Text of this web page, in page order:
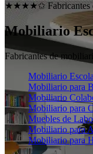
★★★★✩ Fabricantes
Mobiliario
Fabricantes de
Mobiliario
Mobiliario para
Mobiliario
Mobiliario para
Muebles de
Mobiliario para
Mobiliario para